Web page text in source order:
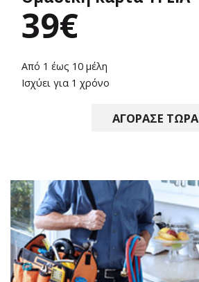
39€
Από 1 έως 10 μέλη
Ισχύει για 1 χρόνο
ΑΓΟΡΑΣΕ ΤΩΡΑ